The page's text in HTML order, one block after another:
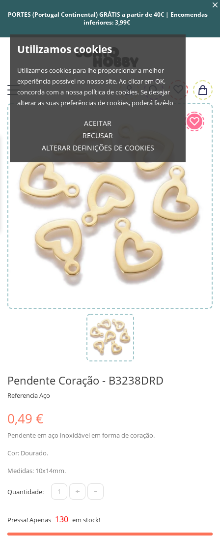
Utilizamos cookies
Utilizamos cookies para lhe proporcionar a melhor
experiência possível no nosso site. Ao clicar em OK,
concorda com a nossa política de cookies. Se desejar
alterar as suas preferências de cookies, poderá fazê-lo
ACEITAR
RECUSAR
ALTERAR DEFINIÇÕES DE COOKIES
PORTES (Portugal Continental) GRÁTIS a partir de 40€ | Encomendas
inferiores: 3,99€
Pendente Coração - B3238DRD
ReferenciaAço
0,49 €
Pendente em aço inoxidável em forma de coração.
Cor: Dourado.
Medidas: 10x14mm.
Quantidade: + -
Pressa! Apenas 130 em stock!